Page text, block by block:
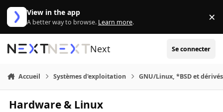
Aller au contenu
View in the app
A better way to browse. Learn more. ×
Next Se connecter
Accueil Systèmes d'exploitation GNU/Linux, *BSD et
Hardware & Linux